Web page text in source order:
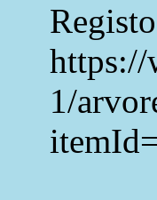
https://
1/